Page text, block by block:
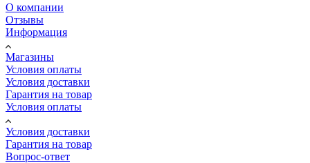
О компании
Отзывы
Информация
Магазины
Условия оплаты
Условия доставки
Гарантия на товар
Условия оплаты
Условия доставки
Гарантия на товар
Вопрос-ответ